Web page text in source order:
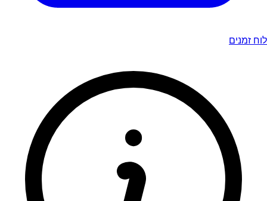
לוח זמנים